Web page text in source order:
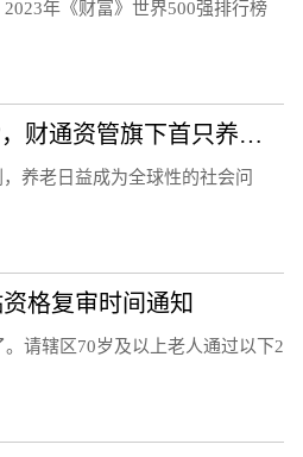
年《财富》世界500强排行榜
优选“基金精品超市”，财通资管旗下首只养老FOF正式发行
养老日益成为全球性的社会问
格复审时间通知
请辖区70岁及以上老人通过以下2